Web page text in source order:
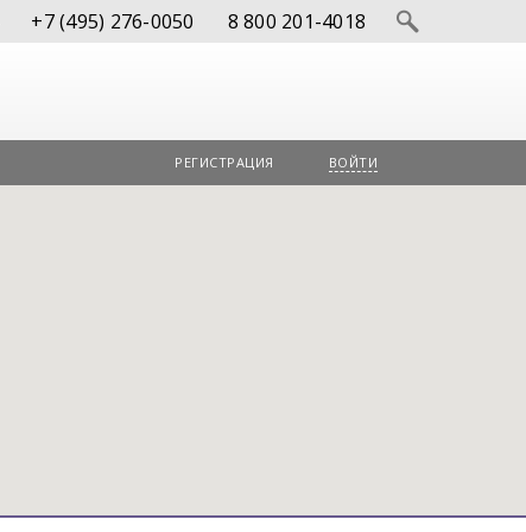
+7 (495) 276-0050 8 800 201-4018
РЕГИСТРАЦИЯ ВОЙТИ